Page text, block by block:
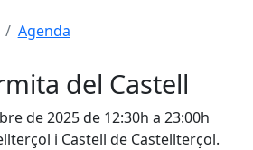
Agenda
del Castell
de 2025 de 12:30h a 23:00h
i Castell de Castellterçol.